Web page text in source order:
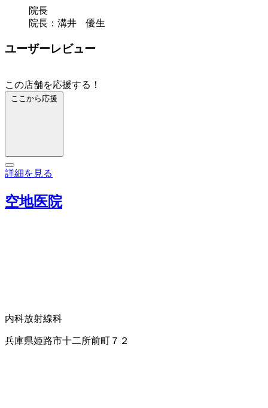
院長
院長：溝井 優生
ユーザーレビュー
この店舗を応援する！
ここから応援
詳細を見る
空地医院
内科放射線科
兵庫県姫路市十二所前町７２